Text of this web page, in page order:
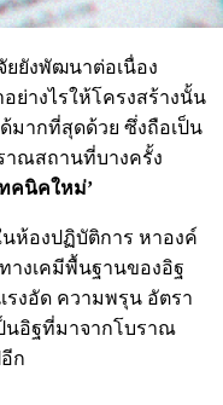
ยยังพัฒนาต่อเนื่อง
ย่างไรให้โครงสร้างนั้น
มากที่สุดด้วย ซึ่งถือเป็น
าณสถานที่บางครั้ง
ทคนิคใหม่’
นห้องปฏิบัติการ หาองค์
างเคมีพื้นฐานของอิฐ
งอัด ความพรุน อัตรา
นอิฐที่มาจากโบราณ
ก